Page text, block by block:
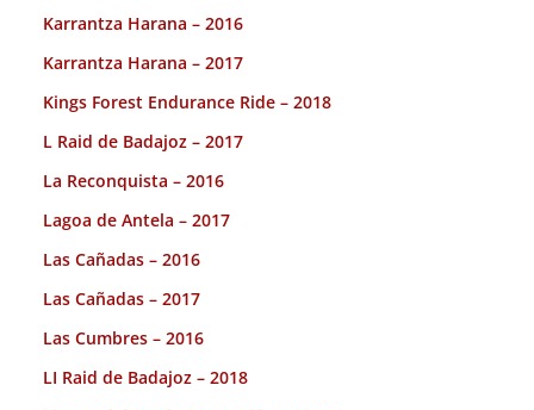
Karrantza Harana – 2016
Karrantza Harana – 2017
Kings Forest Endurance Ride – 2018
L Raid de Badajoz – 2017
La Reconquista – 2016
Lagoa de Antela – 2017
Las Cañadas – 2016
Las Cañadas – 2017
Las Cumbres – 2016
LI Raid de Badajoz – 2018